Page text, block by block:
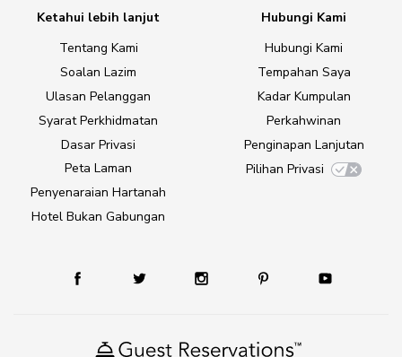
Ketahui lebih lanjut
Tentang Kami
Soalan Lazim
Ulasan Pelanggan
Syarat Perkhidmatan
Dasar Privasi
Peta Laman
Penyenaraian Hartanah
Hotel Bukan Gabungan
Hubungi Kami
Hubungi Kami
Tempahan Saya
Kadar Kumpulan
Perkahwinan
Penginapan Lanjutan
Pilihan Privasi